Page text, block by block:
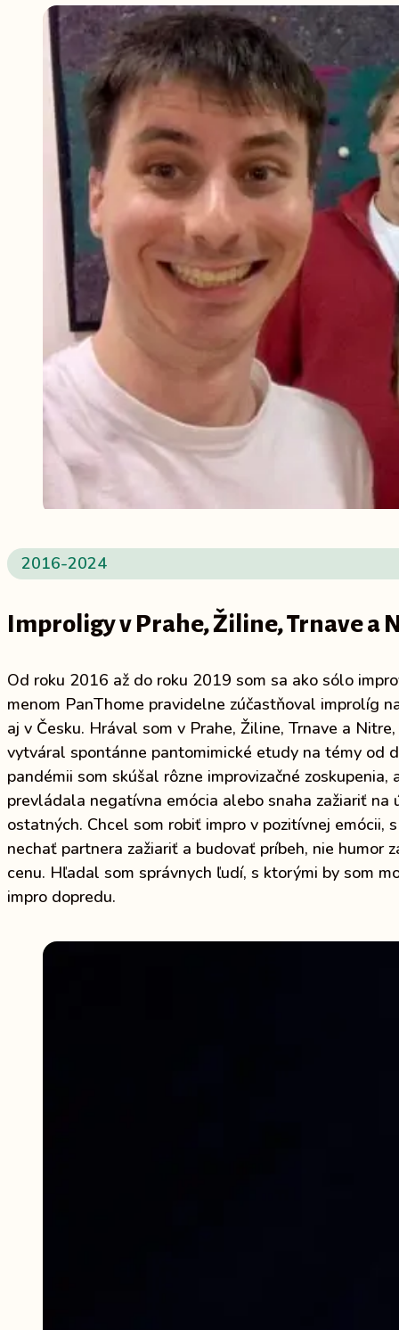
2016-2024
Improligy v Prahe, Žiline, Trnave a
Od roku 2016 až do roku 2019 som sa ako sólo
menom PanThome pravidelne zúčastňoval improlíg
aj v Česku. Hrával som v Prahe, Žiline, Trnave a
vytváral spontánne pantomimické etudy na témy od
pandémii som skúšal rôzne improvizačné zoskupenia,
prevládala negatívna emócia alebo snaha zažiariť na
ostatných. Chcel som robiť impro v pozitívnej emócii,
nechať partnera zažiariť a budovať príbeh, nie humor
cenu. Hľadal som správnych ľudí, s ktorými by som
impro dopredu.